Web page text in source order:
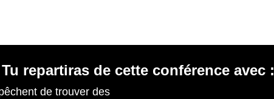
Tu repartiras de cette conférence avec :
de trouver des